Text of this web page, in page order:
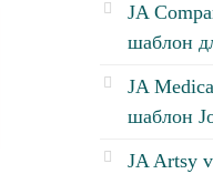
JA
шаблон
JA
шаблон
JA Artsy